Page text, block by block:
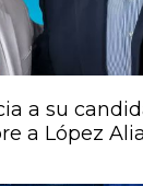
a su
a López